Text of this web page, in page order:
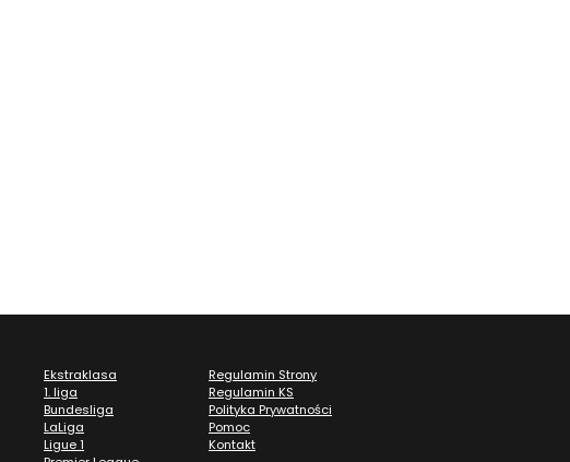
Ekstraklasa
1. liga
Bundesliga
LaLiga
Ligue 1
Regulamin Strony
Regulamin KS
Polityka Prywatności
Pomoc
Kontakt